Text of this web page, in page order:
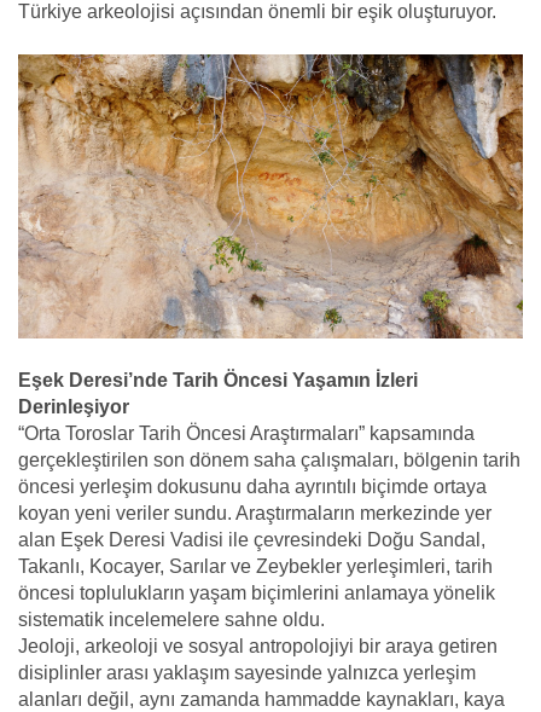
Türkiye arkeolojisi açısından önemli bir eşik oluşturuyor.
Eşek Deresi’nde Tarih Öncesi Yaşamın İzleri
Derinleşiyor
“Orta Toroslar Tarih Öncesi Araştırmaları” kapsamında
gerçekleştirilen son dönem saha çalışmaları, bölgenin tarih
öncesi yerleşim dokusunu daha ayrıntılı biçimde ortaya
koyan yeni veriler sundu. Araştırmaların merkezinde yer
alan Eşek Deresi Vadisi ile çevresindeki Doğu Sandal,
Takanlı, Kocayer, Sarılar ve Zeybekler yerleşimleri, tarih
öncesi toplulukların yaşam biçimlerini anlamaya yönelik
sistematik incelemelere sahne oldu.
Jeoloji, arkeoloji ve sosyal antropolojiyi bir araya getiren
disiplinler arası yaklaşım sayesinde yalnızca yerleşim
alanları değil, aynı zamanda hammadde kaynakları, kaya